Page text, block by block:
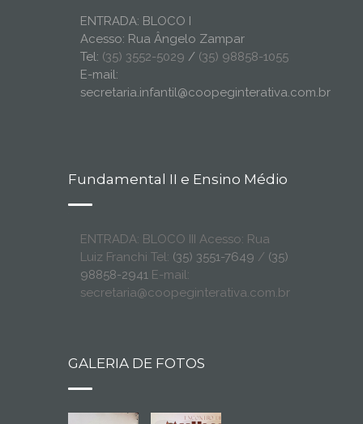
ENTRADA: BLOCO I
Acesso: Rua Ângelo Zampar
Tel: (35) 3552-5029 / (35) 98858-1055
E-mail:
secretaria.infantil@coopeginterativa.com.br
Fundamental II e Ensino Médio
ENTRADA: BLOCO III Acesso: Rua
Luiz Franchi Tel: (35) 3551-7649 / (35)
98858-2941 E-mail:
secretaria@coopeginterativa.com.br
GALERIA DE FOTOS